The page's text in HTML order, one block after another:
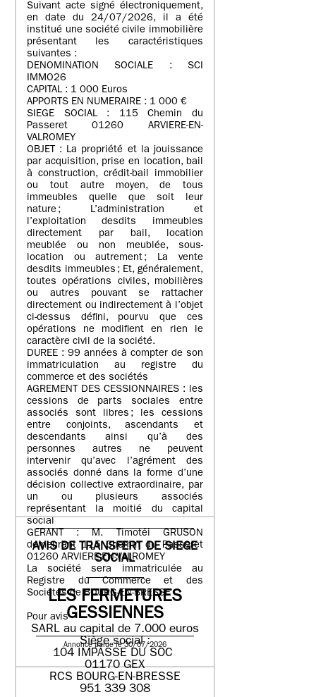
Suivant acte signé électroniquement,
en date du 24/07/2026, il a été
institué une société civile immobilière
présentant les caractéristiques
suivantes :
DENOMINATION SOCIALE : SCI
IMMO26
CAPITAL : 1 000 Euros
APPORTS EN NUMERAIRE : 1 000 €
SIEGE SOCIAL : 115 Chemin du
Passeret 01260 ARVIERE-EN-
VALROMEY
OBJET : La propriété et la jouissance
par acquisition, prise en location, bail
à construction, crédit-bail immobilier
ou tout autre moyen, de tous
immeubles quelle que soit leur
nature ; L’administration et
l’exploitation desdits immeubles
directement par bail, location
meublée ou non meublée, sous-
location ou autrement ; La vente
desdits immeubles ; Et, généralement,
toutes opérations civiles, mobilières
ou autres pouvant se rattacher
directement ou indirectement à l’objet
ci-dessus défini, pourvu que ces
opérations ne modifient en rien le
caractère civil de la société.
DUREE : 99 années à compter de son
immatriculation au registre du
commerce et des sociétés
AGREMENT DES CESSIONNAIRES : les
cessions de parts sociales entre
associés sont libres ; les cessions
entre conjoints, ascendants et
descendants ainsi qu’à des
personnes autres ne peuvent
intervenir qu’avec l’agrément des
associés donné dans la forme d’une
décision collective extraordinaire, par
un ou plusieurs associés
représentant la moitié du capital
social
GERANT : M. Timotéi GRUSON
demeurant 115 Chemin du Passeret
01260 ARVIERE-EN-VALROMEY
La société sera immatriculée au
Registre du Commerce et des
Sociétés de BOURG-EN-BRESSE
Pour avis
Annonce parue le 30/07/2026
AVIS DE TRANSFERT DE SIEGE
SOCIAL
LES FERMETURES
GESSIENNES
SARL au capital de 7.000 euros
Siège social :
104 IMPASSE DU SOC
01170 GEX
RCS BOURG-EN-BRESSE
951 339 308